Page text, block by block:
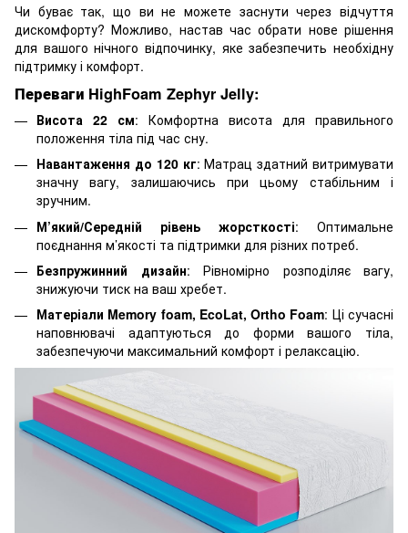
Чи буває так, що ви не можете заснути через відчуття
дискомфорту? Можливо, настав час обрати нове рішення
для вашого нічного відпочинку, яке забезпечить необхідну
підтримку і комфорт.
Переваги HighFoam Zephyr Jelly:
Висота 22 см: Комфортна висота для правильного
положення тіла під час сну.
Навантаження до 120 кг: Матрац здатний витримувати
значну вагу, залишаючись при цьому стабільним і
зручним.
М’який/Середній рівень жорсткості: Оптимальне
поєднання м’якості та підтримки для різних потреб.
Безпружинний дизайн: Рівномірно розподіляє вагу,
знижуючи тиск на ваш хребет.
Матеріали Memory foam, EcoLat, Ortho Foam: Ці сучасні
наповнювачі адаптуються до форми вашого тіла,
забезпечуючи максимальний комфорт і релаксацію.